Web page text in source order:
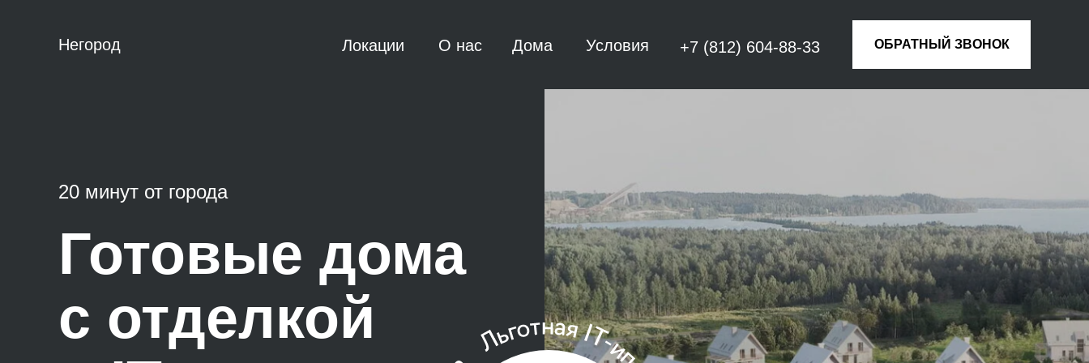
ОБРАТНЫЙ ЗВОНОК
+7 (812) 604-88-33
Условия
Дома
О нас
Локации
Негород
Готовые дома
с отделкой
20 минут от города